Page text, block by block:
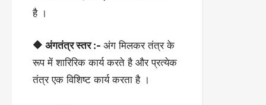
है ।
🔶 अंगतंत्र स्तर :- अंग मिलकर तंत्र के
रूप में शारिरिक कार्य करते है और प्रत्येक
तंत्र एक विशिष्ट कार्य करता है ।